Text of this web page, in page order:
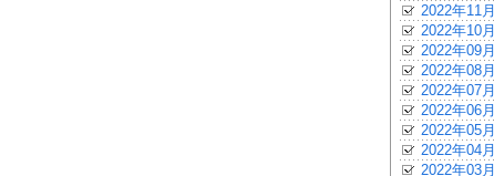
2022年11月
2022年10月
2022年09月
2022年08月
2022年07月
2022年06月
2022年05月
2022年04月
2022年03月